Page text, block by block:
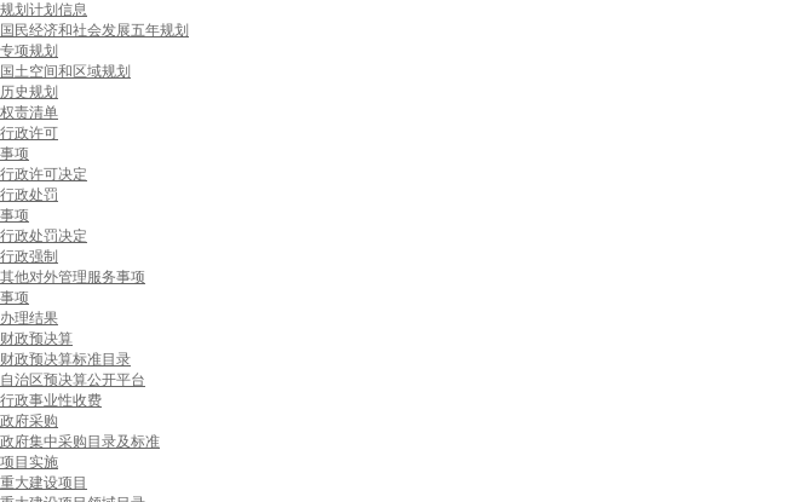
规划计划信息
国民经济和社会发展五年规划
专项规划
国土空间和区域规划
历史规划
权责清单
行政许可
事项
行政许可决定
行政处罚
事项
行政处罚决定
行政强制
其他对外管理服务事项
事项
办理结果
财政预决算
财政预决算标准目录
自治区预决算公开平台
行政事业性收费
政府采购
政府集中采购目录及标准
项目实施
重大建设项目